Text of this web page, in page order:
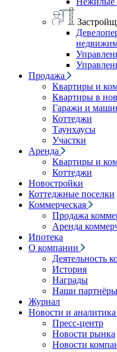
Продажа
Квартиры и
Квартиры в
Гаражи и
Коттеджи
Таунхаусы
Участки
Аренда
Квартиры и
Коттеджи
Новостройки
Коттеджные поселки
Коммерческая
Продажа
Аренда
Ипотека
О компании
Деятельность
История
Награды
Наши партнёры
Журнал
Новости и аналитика
Пресс-центр
Новости рынка
Новости